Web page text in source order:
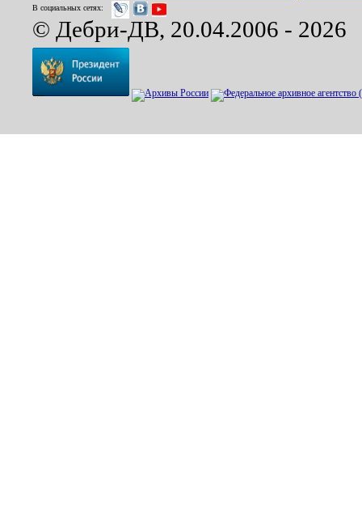
В социальных сетях:
© Дебри-ДВ, 20.04.2006 - 2026